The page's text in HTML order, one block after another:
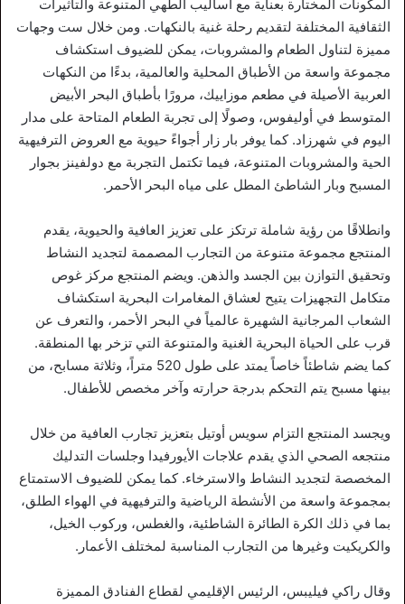
المكونات المختارة بعناية مع أساليب الطهي المتنوعة والتأثيرات
الثقافية المختلفة لتقديم رحلة غنية بالنكهات. ومن خلال ست وجهات
مميزة لتناول الطعام والمشروبات، يمكن للضيوف استكشاف
مجموعة واسعة من الأطباق المحلية والعالمية، بدءًا من النكهات
العربية الأصيلة في مطعم موزاييك، مرورًا بأطباق البحر الأبيض
المتوسط في أوليفوس، وصولًا إلى تجربة الطعام المتاحة على مدار
اليوم في شهرزاد. كما يوفر بار زار أجواءً حيوية مع العروض الترفيهية
الحية والمشروبات المتنوعة، فيما تكتمل التجربة مع دولفينز بجوار
المسبح وبار الشاطئ المطل على مياه البحر الأحمر.
وانطلاقًا من رؤية شاملة ترتكز على تعزيز العافية والحيوية، يقدم
المنتجع مجموعة متنوعة من التجارب المصممة لتجديد النشاط
وتحقيق التوازن بين الجسد والذهن. ويضم المنتجع مركز غوص
متكامل التجهيزات يتيح لعشاق المغامرات البحرية استكشاف
الشعاب المرجانية الشهيرة عالمياً في البحر الأحمر، والتعرف عن
قرب على الحياة البحرية الغنية والمتنوعة التي تزخر بها المنطقة.
كما يضم شاطئاً خاصاً يمتد على طول 520 متراً، وثلاثة مسابح، من
بينها مسبح يتم التحكم بدرجة حرارته وآخر مخصص للأطفال.
ويجسد المنتجع التزام سويس أوتيل بتعزيز تجارب العافية من خلال
منتجعه الصحي الذي يقدم علاجات الأيورفيدا وجلسات التدليك
المخصصة لتجديد النشاط والاسترخاء. كما يمكن للضيوف الاستمتاع
بمجموعة واسعة من الأنشطة الرياضية والترفيهية في الهواء الطلق،
بما في ذلك الكرة الطائرة الشاطئية، والغطس، وركوب الخيل،
والكريكيت وغيرها من التجارب المناسبة لمختلف الأعمار.
وقال راكي فيليبس، الرئيس الإقليمي لقطاع الفنادق المميزة